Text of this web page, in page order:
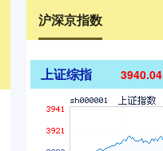
沪深京指数
上证综指 3940.04